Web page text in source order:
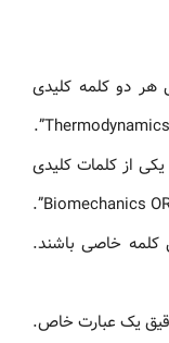
هر دو کلمه کلیدی
از کلمات کلیدی
خاصی باشند.
یک عبارت خاص.